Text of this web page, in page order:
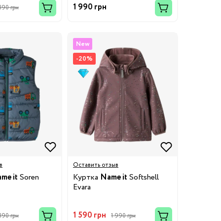
грн 1 990 грн
it Soren
грн
New
-20%
Оставить отзыв
Куртка Name it Softshell
Evara
1 590 грн 1 990 грн